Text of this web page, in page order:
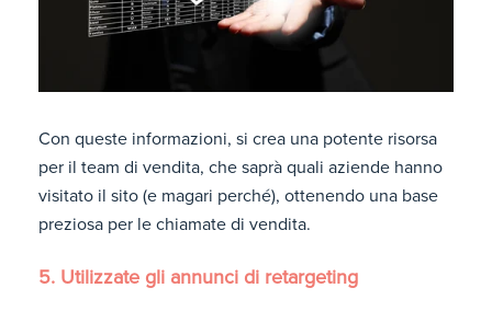
Con queste informazioni, si crea una potente risorsa
per il team di vendita, che saprà quali aziende hanno
visitato il sito (e magari perché), ottenendo una base
preziosa per le chiamate di vendita.
5. Utilizzate gli annunci di retargeting